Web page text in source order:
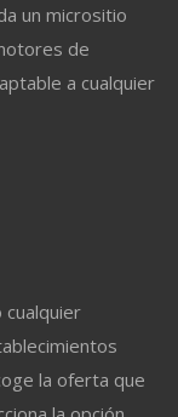
un micrositio
de
a cualquier
la oferta que